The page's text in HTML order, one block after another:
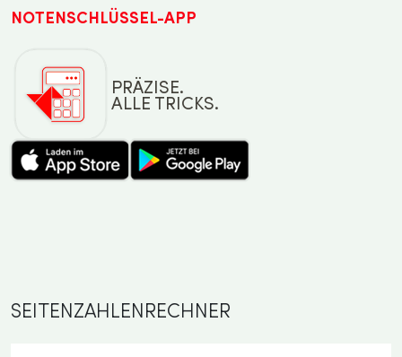
NOTENSCHLÜSSEL-APP
PRÄZISE.
ALLE TRICKS.
SEITENZAHLENRECHNER